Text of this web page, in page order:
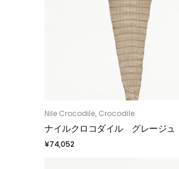
お買い物カゴに追加
Nile Crocodile Crocodile
ナイルクロコダイル グレージ
¥74,052